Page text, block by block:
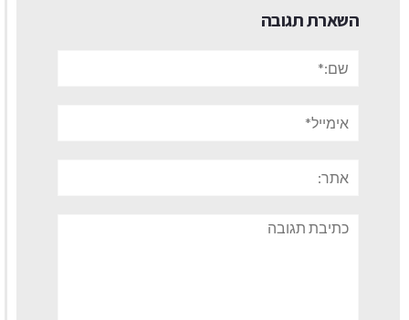
השארת תגובה
תגובה